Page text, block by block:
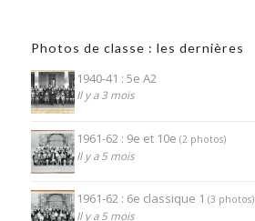
Photos de classe : les dernières
1940-41 : 5e A2
Il y a 3 mois
1961-62 : 9e et 10e (2 photos)
Il y a 5 mois
1961-62 : 6e classique 1 (3 photos)
Il y a 5 mois